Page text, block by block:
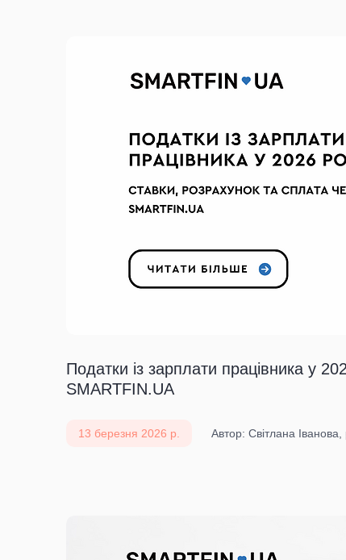
Податки із зарплати працівника у
SMARTFIN.UA
13 березня 2026 р. Автор: Світлана